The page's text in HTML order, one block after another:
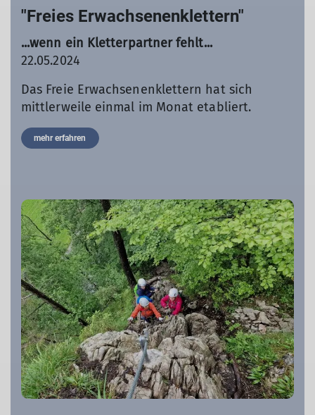
"Freies Erwachsenenklettern"
...wenn ein Kletterpartner fehlt...
22.05.2024
Das Freie Erwachsenenklettern hat sich
mittlerweile einmal im Monat etabliert.
mehr erfahren